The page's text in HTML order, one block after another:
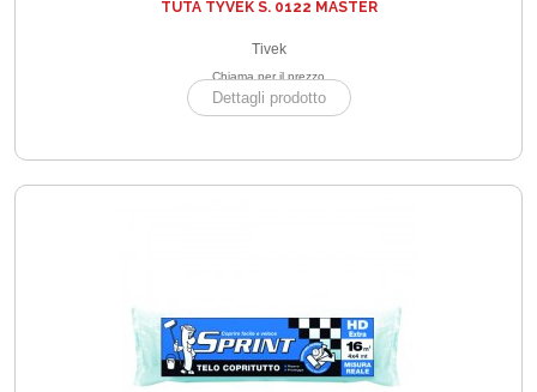
TUTA TYVEK S. 0122 MASTER
Tivek
Chiama per il prezzo
Dettagli prodotto